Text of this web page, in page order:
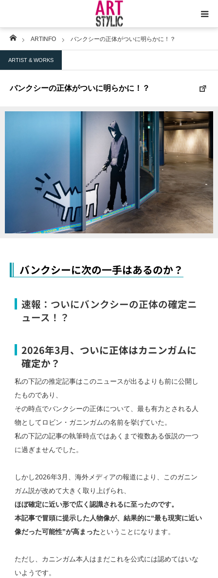
HomeARTINFO バンクシーの正体がついに明らかに！？
ARTIST & WORKS
バンクシーの正体がついに明らかに！？
バンクシーに次の一手はあるのか？
速報：ついにバンクシーの正体の確定ニ
ュース！？
2026年3月、ついに正体はカニンガムに
確定か？
私の下記の推定記事はこのニュースが出るよりも前に公開し
たものであり、
その時点でバンクシーの正体について、最も有力とされる人
物としてロビン・ガニンガムの名前を挙げていた。
私の下記の記事の執筆時点ではあくまで複数ある仮説の一つ
に過ぎませんでした。
しかし2026年3月、海外メディアの報道により、このガニン
ガム説が改めて大きく取り上げられ、
ほぼ確定に近い形で広く認識されるに至ったのです。
本記事で冒頭に提示した人物像が、結果的に“最も現実に近い
像だった可能性”が高まったということになります。
ただし、カニンガム本人はまだこれを公式には認めてはいな
いようです。
トップ
ARTSTYLIC
サイト紹介
お問合せ